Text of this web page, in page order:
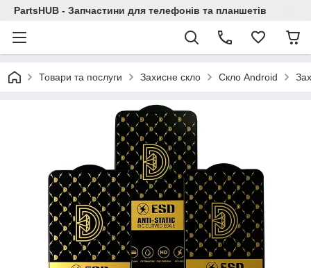
PartsHUB - Запчастини для телефонів та планшетів
Товари та послуги Захисне скло Скло Android